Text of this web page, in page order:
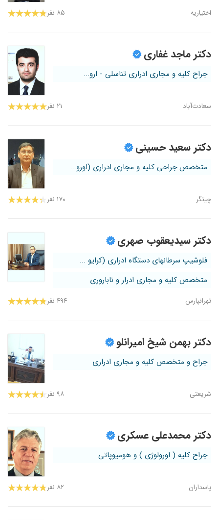
اختیاریه ۸۵ نفر
دکتر ماجد غفاری
جراح کلیه و مجاری ادراری تناسلی - ارو...
سعادت‌آباد ۲۱ نفر
دکتر سعید حسینی
متخصص جراحی کلیه و مجاری ادراری (اورو...
چیتگر ۱۷۰ نفر
دکتر سیدیعقوب صهری
فلوشیپ سرطانهای دستگاه ادراری (کرایو ...
متخصص کلیه و مجاری ادرار و ناباروری
تهرانپارس ۴۹۴ نفر
دکتر بهمن شیخ امیرانلو
جراح و متخصص کلیه و مجاری ادراری
شریعتی ۹۸ نفر
دکتر محمدعلی عسکری
جراح کلیه ( اورولوژی ) و هومیوپاتی
پاسداران ۸۲ نفر